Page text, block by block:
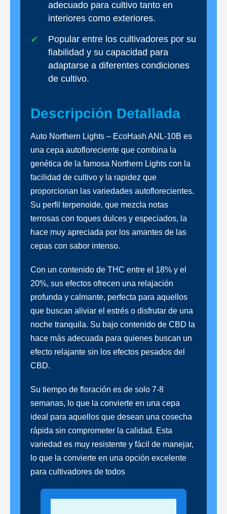
adecuado para cultivo tanto en
interiores como exteriores.
Popular entre los cultivadores por su
fiabilidad y su capacidad para
adaptarse a diferentes condiciones
de cultivo.
Descripción Detallada
Auto Northern Lights – EcoHash ANL-10B es
una cepa autofloreciente que combina la
genética de la famosa Northern Lights con la
facilidad de cultivo y la rapidez que
proporcionan las variedades autoflorecientes.
Su perfil terpenoide, que mezcla notas
terrosas con toques dulces y especiados, la
hace muy apreciada por los amantes de las
cepas con sabor intenso.
Con un contenido de THC entre el 18% y el
20%, sus efectos ofrecen una relajación
profunda y calmante, perfecta para aquellos
que buscan aliviar el estrés o disfrutar de una
noche tranquila. Su bajo contenido de CBD la
hace más adecuada para quienes buscan un
efecto relajante sin los efectos pesados del
CBD.
Su tiempo de floración es de solo 7-8
semanas, lo que la convierte en una cepa
ideal para aquellos que desean una cosecha
rápida sin comprometer la calidad. Esta
variedad es muy resistente y fácil de manejar,
lo que la convierte en una opción excelente
para cultivadores de todos